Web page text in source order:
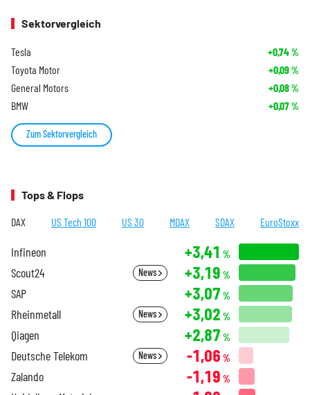
Sektorvergleich
Tesla +0,74%
Toyota Motor +0,09%
General Motors +0,08%
BMW +0,07%
Zum Sektorvergleich
Tops & Flops
DAX US Tech 100 US 30 MDAX SDAX EuroStoxx
Infineon +3,41 %
Scout24 News +3,19 %
SAP +3,07 %
Rheinmetall News +3,02 %
Qiagen +2,87 %
Deutsche Telekom News -1,06 %
Zalando -1,19 %